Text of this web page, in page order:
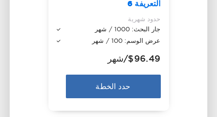
التعريفة 6
حدود شهرية
جار البحث: 1000 / شهر
عرض الوسم: 100 / شهر
$96.49/شهر
حدد الخطة